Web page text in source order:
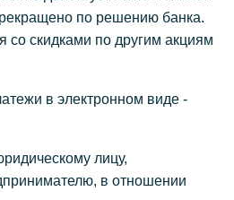
по решению банка.
со скидками по другим акциям
в электронном виде -
лицу,
в отношении